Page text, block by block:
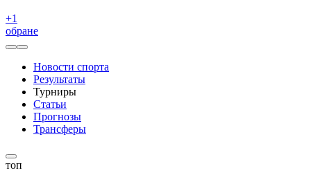
+1
обране
Новости спорта
Результаты
Турниры
Статьи
Прогнозы
Трансферы
топ